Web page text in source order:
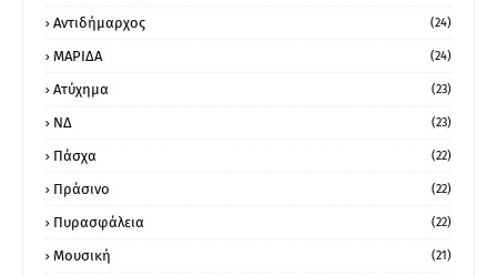
Αντιδήμαρχος (24)
ΜΑΡΙΔΑ (24)
Ατύχημα (23)
ΝΔ (23)
Πάσχα (22)
Πράσινο (22)
Πυρασφάλεια (22)
Μουσική (21)